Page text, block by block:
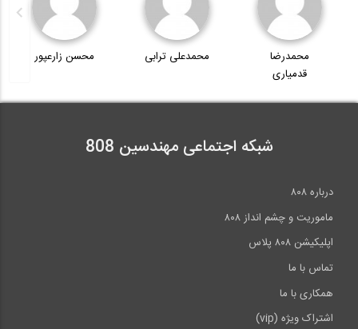
معرفی ساختمان اداری انرژی صفر مالزی (به...
3:05
محمدعلی ترابی محسن زارعپور مصیب کماسی
شبکه اجتماعی مهندسین 808
درباره ۸۰۸
ماموریت و چشم انداز ۸۰۸
اپلیکیشن ۸۰۸ پلاس
تماس با ما
همکاری با ما
اشتراک ویژه (vip)